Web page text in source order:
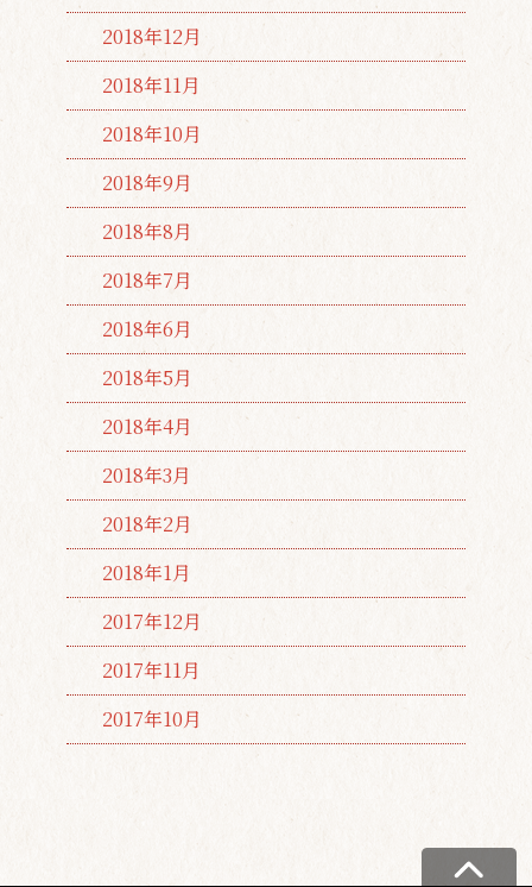
2018年12月
2018年11月
2018年10月
2018年9月
2018年8月
2018年7月
2018年6月
2018年5月
2018年4月
2018年3月
2018年2月
2018年1月
2017年12月
2017年11月
2017年10月